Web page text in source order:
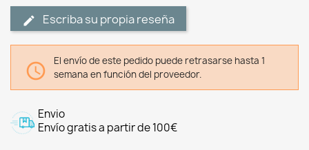
Escriba su propia reseña

El envío de este pedido puede retrasarse hasta 1
semana en función del proveedor.
Envio
Envío gratis a partir de 100€